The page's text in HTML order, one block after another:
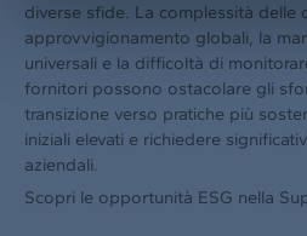
diverse sfide. La complessità delle
approvvigionamento globali, la
universali e la difficoltà di
fornitori possono ostacolare gli
transizione verso pratiche più
iniziali elevati e richiedere
aziendali.
Scopri le opportunità ESG nella